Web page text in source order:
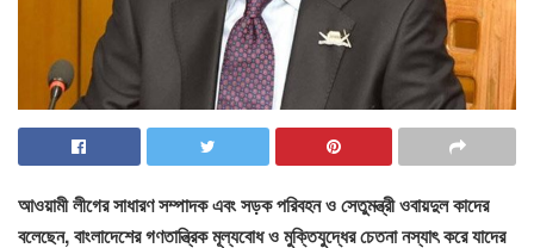
আওয়ামী লীগের সাধারণ সম্পাদক এবং সড়ক পরিবহন ও সেতুমন্ত্রী ওবায়দুল কাদের
বলেছেন, বাংলাদেশের গণতান্ত্রিক মূল্যবোধ ও মুক্তিযুদ্ধের চেতনা নস্যাৎ করে যাদের